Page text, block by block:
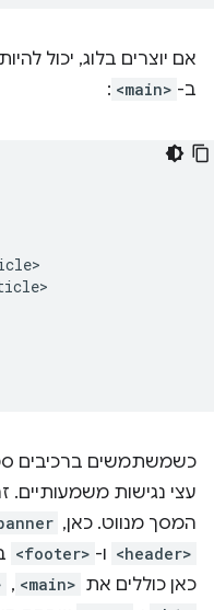
אם יוצרים בלוג, יכול
ב- <main>
:
כשמשתמשים ברכיבים
עצי נגישות
המסך מנווט. כאן,
<header> ו- <footer>
כאן כוללים את <main>
,‏